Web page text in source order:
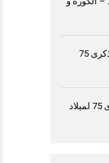
جوجل تحتفل بالذكرى 75
جوجل تحتفل بالذكرى 75 لميلاد